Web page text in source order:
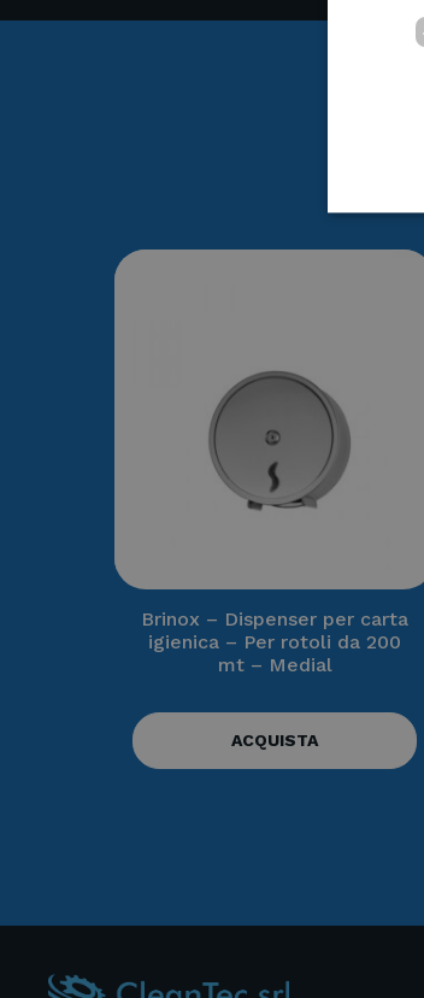
Brinox – Dispenser per carta
igienica – Per rotoli da 200
mt – Medial
ACQUISTA